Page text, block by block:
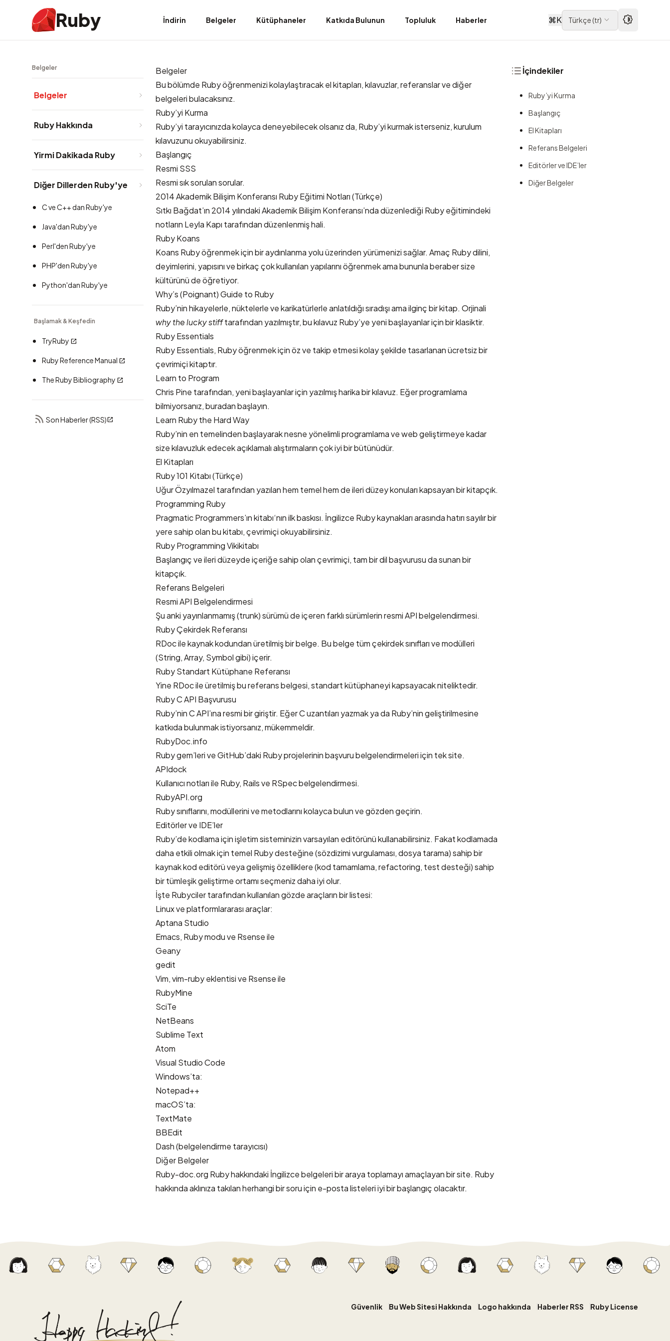
Ruby İndirin Belgeler Kütüphaneler Katkıda Bulunun Topluluk Haberler ⌘K Türkçe(tr)
Belgeler
Belgeler
Ruby Hakkında
Yirmi Dakikada Ruby
Diğer Dillerden Ruby'ye
C ve C++ dan Ruby'ye
Java'dan Ruby'ye
Perl'den Ruby'ye
PHP'den Ruby'ye
Python'dan Ruby'ye
Başlamak & Keşfedin
TryRuby
Ruby Reference Manual
The Ruby Bibliography
Son Haberler (RSS)
Belgeler
Bu bölümde Ruby öğrenmenizi kolaylaştıracak el kitapları, kılavuzlar, referanslar ve diğer
belgeleri bulacaksınız.
Ruby’yi Kurma
Ruby’yi tarayıcınızda kolayca deneyebilecek olsanız da, Ruby’yi kurmak isterseniz,kurulum
kılavuzunu okuyabilirsiniz.
Başlangıç
Resmi SSS
Resmi sık sorulan sorular.
2014 Akademik Bilişim Konferansı Ruby Eğitimi Notları(Türkçe)
Sıtkı Bağdat’ın 2014 yılındaki Akademik Bilişim Konferansı’nda düzenlediği Ruby eğitimindeki
notların Leyla Kapı tarafından düzenlenmiş hali.
Ruby Koans
Koans Ruby öğrenmek için bir aydınlanma yolu üzerinden yürümenizi sağlar. Amaç Ruby dilini,
deyimlerini, yapısını ve birkaç çok kullanılan yapılarını öğrenmek ama bununla beraber size
kültürünü de öğretiyor.
Why’s (Poignant) Guide to Ruby
Ruby’nin hikayelerle, nüktelerle ve karikatürlerle anlatıldığı sıradışı ama ilginç bir kitap. Orjinali
why the lucky stifftarafından yazılmıştır, bu kılavuz Ruby’ye yeni başlayanlar için bir klasiktir.
Ruby Essentials
Ruby Essentials, Ruby öğrenmek için öz ve takip etmesi kolay şekilde tasarlanan ücretsiz bir
çevrimiçi kitaptır.
Learn to Program
Chris Pine tarafından, yeni başlayanlar için yazılmış harika bir kılavuz. Eğer programlama
bilmiyorsanız, buradan başlayın.
Learn Ruby the Hard Way
Ruby’nin en temelinden başlayarak nesne yönelimli programlama ve web geliştirmeye kadar
size kılavuzluk edecek açıklamalı alıştırmaların çok iyi bir bütünüdür.
El Kitapları
Ruby 101 Kitabı(Türkçe)
Uğur Özyılmazel tarafından yazılan hem temel hem de ileri düzey konuları kapsayan bir kitapçık.
Programming Ruby
Pragmatic Programmers’ın kitabı‘nın ilk baskısı. İngilizce Ruby kaynakları arasında hatırı sayılır bir
yere sahip olan bu kitabı, çevrimiçi okuyabilirsiniz.
Ruby Programming Vikikitabı
Başlangıç ve ileri düzeyde içeriğe sahip olan çevrimiçi, tam bir dil başvurusu da sunan bir
kitapçık.
Referans Belgeleri
Resmi API Belgelendirmesi
Şu anki yayınlanmamış (trunk) sürümü de içeren farklı sürümlerin resmi API belgelendirmesi.
Ruby Çekirdek Referansı
RDocile kaynak kodundan üretilmiş bir belge. Bu belge tüm çekirdek sınıfları ve modülleri
(String, Array, Symbol gibi) içerir.
Ruby Standart Kütüphane Referansı
Yine RDoc ile üretilmiş bu referans belgesi, standart kütüphaneyi kapsayacak niteliktedir.
Ruby C API Başvurusu
Ruby’nin C API’ına resmi bir giriştir. Eğer C uzantıları yazmak ya da Ruby’nin geliştirilmesine
katkıda bulunmak istiyorsanız, mükemmeldir.
RubyDoc.info
Ruby gem’leri ve GitHub’daki Ruby projelerinin başvuru belgelendirmeleri için tek site.
APIdock
Kullanıcı notları ile Ruby, Rails ve RSpec belgelendirmesi.
RubyAPI.org
Ruby sınıflarını, modüllerini ve metodlarını kolayca bulun ve gözden geçirin.
Editörler ve IDE’ler
Ruby’de kodlama için işletim sisteminizin varsayılan editörünü kullanabilirsiniz. Fakat kodlamada
daha etkili olmak için temel Ruby desteğine (sözdizimi vurgulaması, dosya tarama) sahip bir
kaynak kod editörü veya gelişmiş özelliklere (kod tamamlama, refactoring, test desteği) sahip
bir tümleşik geliştirme ortamı seçmeniz daha iyi olur.
İşte Rubyciler tarafından kullanılan gözde araçların bir listesi:
Linux ve platformlararası araçlar:
Aptana Studio
Emacs, Ruby moduve Rsenseile
Geany
gedit
Vim,vim-rubyeklentisi ve Rsenseile
RubyMine
SciTe
NetBeans
Sublime Text
Atom
Visual Studio Code
Windows’ta:
Notepad++
macOS’ta:
TextMate
BBEdit
Dash(belgelendirme tarayıcısı)
Diğer Belgeler
Ruby-doc.org Ruby hakkındaki İngilizce belgeleri bir araya toplamayı amaçlayan bir site. Ruby
hakkında aklınıza takılan herhangi bir soru için e-posta listeleriiyi bir başlangıç olacaktır.
İçindekiler
Ruby’yi Kurma
Başlangıç
El Kitapları
Referans Belgeleri
Editörler ve IDE’ler
Diğer Belgeler
Güvenlik Bu Web Sitesi Hakkında Logo hakkında Haberler RSS Ruby License